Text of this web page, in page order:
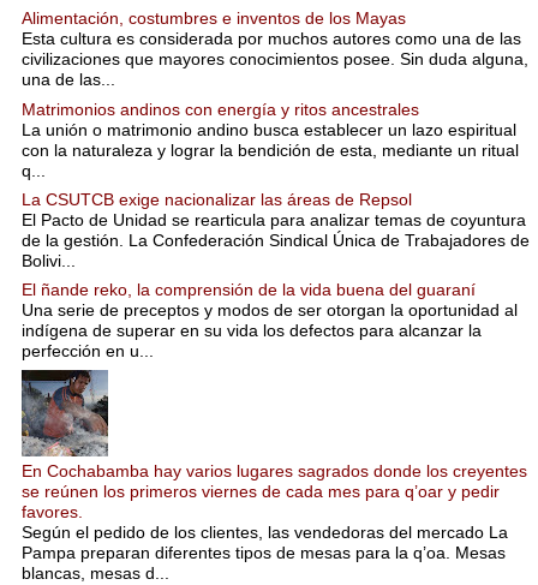
Alimentación, costumbres e inventos de los Mayas
Esta cultura es considerada por muchos autores como una de las
civilizaciones que mayores conocimientos posee. Sin duda alguna,
una de las...
Matrimonios andinos con energía y ritos ancestrales
La unión o matrimonio andino busca establecer un lazo espiritual
con la naturaleza y lograr la bendición de esta, mediante un ritual
q...
La CSUTCB exige nacionalizar las áreas de Repsol
El Pacto de Unidad se rearticula para analizar temas de coyuntura
de la gestión. La Confederación Sindical Única de Trabajadores de
Bolivi...
El ñande reko, la comprensión de la vida buena del guaraní
Una serie de preceptos y modos de ser otorgan la oportunidad al
indígena de superar en su vida los defectos para alcanzar la
perfección en u...
En Cochabamba hay varios lugares sagrados donde los creyentes
se reúnen los primeros viernes de cada mes para q’oar y pedir
favores.
Según el pedido de los clientes, las vendedoras del mercado La
Pampa preparan diferentes tipos de mesas para la q’oa. Mesas
blancas, mesas d...